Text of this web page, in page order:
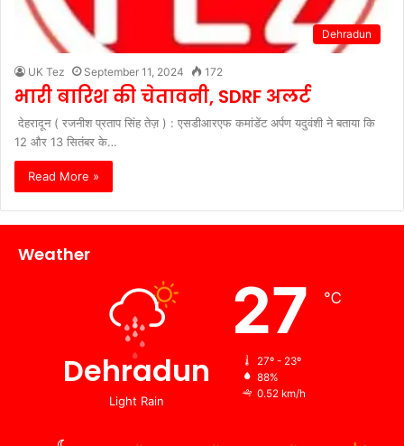
Dehradun
UK Tez September 11, 2024 172
भारी बारिश की चेतावनी, SDRF अलर्ट
देहरादून ( रजनीश प्रताप सिंह तेज़ ) : एसडीआरएफ कमांडेंट अर्पण यदुवंशी ने बताया कि
12 और 13 सितंबर के…
Read More »
Weather
Dehradun
Light Rain
27 ℃
27º - 23º
88%
0.52 km/h